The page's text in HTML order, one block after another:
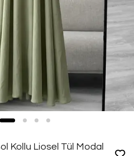
Kollu Liosel Tül Modal